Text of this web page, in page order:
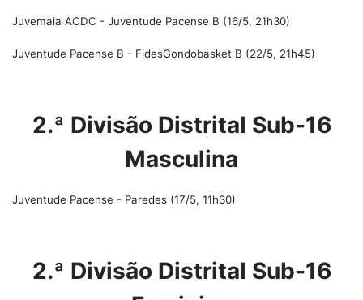
Juvemaia ACDC - Juventude Pacense B (16/5, 21h30)
Juventude Pacense B - FidesGondobasket B (22/5, 21h45)
2.ª Divisão Distrital Sub-16
Masculina
Juventude Pacense - Paredes (17/5, 11h30)
2.ª Divisão Distrital Sub-16